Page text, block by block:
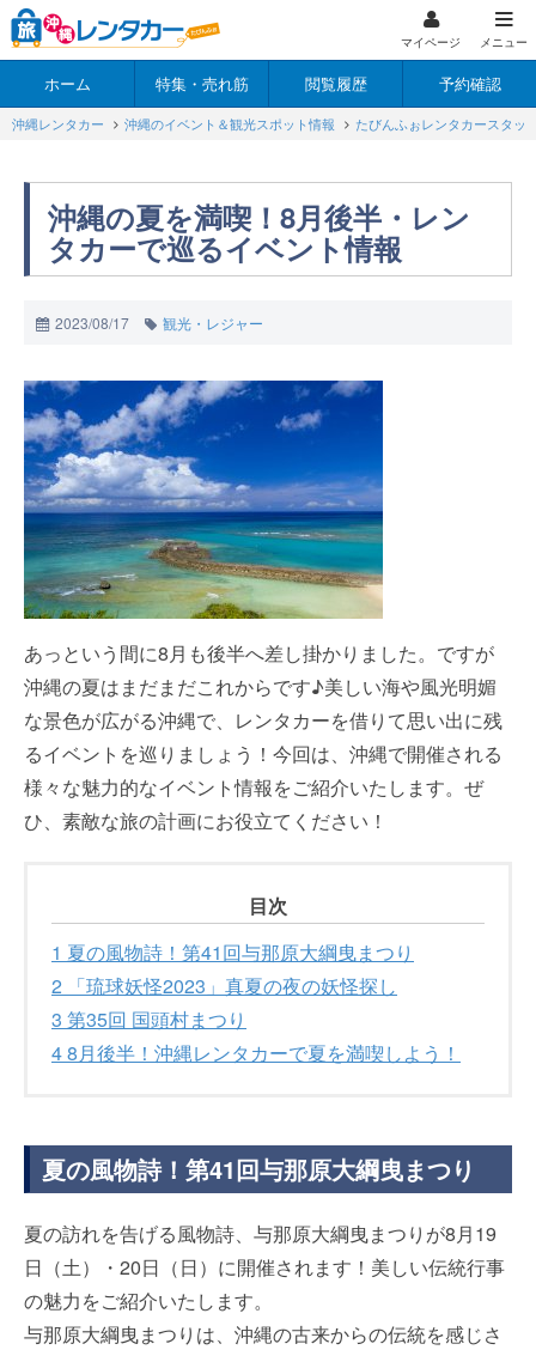
マイページ メニュー
ホーム 特集・売れ筋 閲覧履歴 予約確認
沖縄レンタカー 沖縄のイベント＆観光スポット情報 たびんふぉレンタカースタッ
沖縄の夏を満喫！8月後半・レン
タカーで巡るイベント情報
2023/08/17 観光・レジャー
あっという間に8月も後半へ差し掛かりました。ですが
沖縄の夏はまだまだこれからです♪美しい海や風光明媚
な景色が広がる沖縄で、レンタカーを借りて思い出に残
るイベントを巡りましょう！今回は、沖縄で開催される
様々な魅力的なイベント情報をご紹介いたします。ぜ
ひ、素敵な旅の計画にお役立てください！
目次
1 夏の風物詩！第41回与那原大綱曳まつり
2 「琉球妖怪2023」真夏の夜の妖怪探し
3 第35回 国頭村まつり
48月後半！沖縄レンタカーで夏を満喫しよう！
夏の風物詩！第41回与那原大綱曳まつり
夏の訪れを告げる風物詩、与那原大綱曳まつりが8月19
日（土）・20日（日）に開催されます！美しい伝統行事
の魅力をご紹介いたします。
与那原大綱曳まつりは、沖縄の古来からの伝統を感じさ